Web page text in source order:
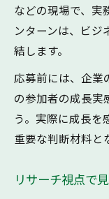
長期イ
イント
ーン活用
フルリ
ト
複数社
などの現場で、実
ンターンは、ビジ
結します。
応募前には、企業
の参加者の成長実
う。実際に成長を
重要な判断材料と
リサーチ視点で